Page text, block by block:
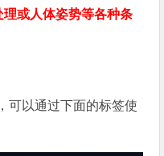
或人体姿势等各种条
可以通过下面的标签使